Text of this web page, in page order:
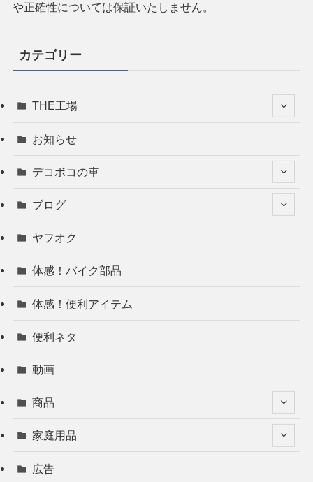
や正確性については保証いたしません。
カテゴリー
THE工場
お知らせ
デコボコの車
ブログ
ヤフオク
体感！バイク部品
体感！便利アイテム
便利ネタ
動画
商品
家庭用品
広告